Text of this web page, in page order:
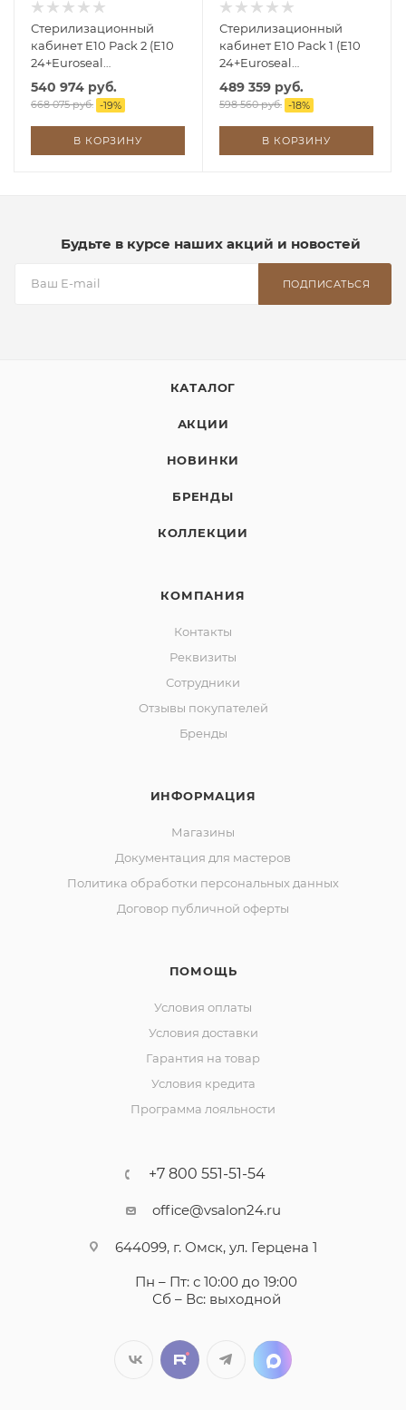
Стерилизационный
кабинет E10 Pack 2 (E10
24+Euroseal
2001+Aquadist+Energy)
540 974 руб.
668 075 руб. -19%
В КОРЗИНУ
Стерилизационный
кабинет E10 Pack 1 (E10
24+Euroseal
2001+Aquadist)
489 359 руб.
598 560 руб. -18%
В КОРЗИНУ
Будьте в курсе наших акций и новостей
ПОДПИСАТЬСЯ
КАТАЛОГ
АКЦИИ
НОВИНКИ
БРЕНДЫ
КОЛЛЕКЦИИ
КОМПАНИЯ
Контакты
Реквизиты
Сотрудники
Отзывы покупателей
Бренды
ИНФОРМАЦИЯ
Магазины
Документация для мастеров
Политика обработки персональных данных
Договор публичной оферты
ПОМОЩЬ
Условия оплаты
Условия доставки
Гарантия на товар
Условия кредита
Программа лояльности
+7 800 551-51-54
office@vsalon24.ru
644099, г. Омск, ул. Герцена 1
Пн – Пт: с 10:00 до 19:00
Сб – Вс: выходной